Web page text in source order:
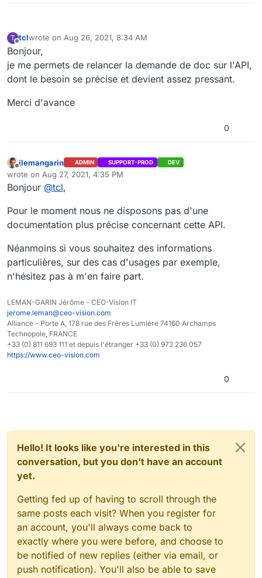
T
Offline
tclwrote on Aug 26, 2021, 8:34 AM
last edited by
Bonjour,
je me permets de relancer la demande de doc sur l'API,
dont le besoin se précise et devient assez pressant.
Merci d'avance
0
Offline
jlemangarin ADMIN SUPPORT-PROD DEV
wrote on Aug 27, 2021, 4:35 PM
last edited by
Bonjour @tcl,
Pour le moment nous ne disposons pas d'une
documentation plus précise concernant cette API.
Néanmoins si vous souhaitez des informations
particulières, sur des cas d'usages par exemple,
n'hésitez pas à m'en faire part.
LEMAN-GARIN Jérôme - CEO-Vision IT
jerome.leman@ceo-vision.com
Alliance - Porte A, 178 rue des Frères Lumière 74160 Archamps
Technopole, FRANCE
+33 (0) 811 693 111 et depuis l'étranger +33 (0) 972 236 057
https://www.ceo-vision.com
0
Hello! It looks like you're interested in this
conversation, but you don't have an account
yet.
Getting fed up of having to scroll through the
same posts each visit? When you register for
an account, you'll always come back to
exactly where you were before, and choose to
be notified of new replies (either via email, or
push notification). You'll also be able to save